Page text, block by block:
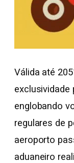
Válida até
exclusividade
englobando
regulares de
aeroporto
aduaneiro